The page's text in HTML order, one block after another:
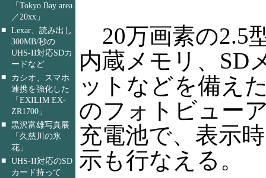
「Tokyo Bay area
／20xx」
■ Lexar、読み出し
300MB/秒の
UHS-II対応SDカ
ードなど
■
カシオ、スマホ
連携を強化した
「EXILIM EX-
ZR1700」
■ 黒沢富雄写真展
「久慈川の氷
花」
■ UHS-II対応のSD
カード持って
20万画素の2.5
内蔵メモリ、SD
ットなどを備え
のフォトビュー
充電池で、表示
示も行なえる。